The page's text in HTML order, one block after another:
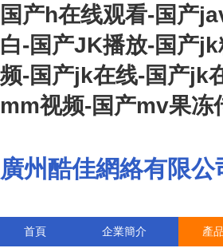
国产h在线观看-国产
白-国产JK播放-国产
频-国产jk在线-国产jk
mm视频-国产mv果冻
廣州酷佳網絡有限公
首頁 企業簡介 產